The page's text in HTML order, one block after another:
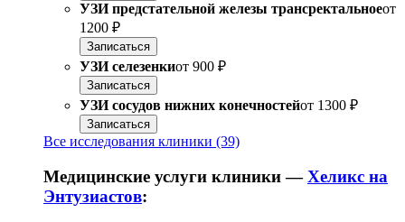
УЗИ предстательной железы трансректальноеот
1200 ₽
Записаться
УЗИ селезенкиот 900 ₽
Записаться
УЗИ сосудов нижних конечностейот 1300 ₽
Записаться
Все исследования клиники (39)
Медицинские услуги клиники —Хеликс на
Энтузиастов: